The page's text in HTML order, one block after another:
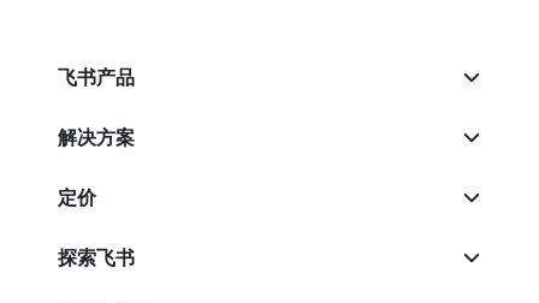
飞书产品
解决方案
定价
探索飞书